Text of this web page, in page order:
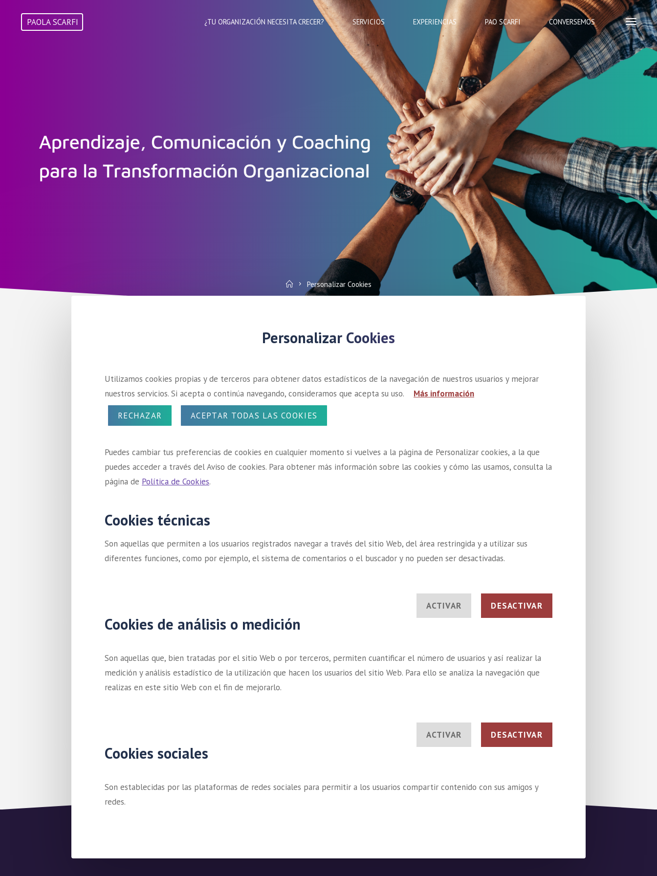
PAOLA SCARFI ¿TU ORGANIZACIÓN NECESITA CRECER? SERVICIOS EXPERIENCIAS PAO SCARFI CONVERSEMOS
HomePersonalizar Cookies
Personalizar Cookies
Utilizamos cookies propias y de terceros para obtener datos estadísticos de la navegación de nuestros usuarios y mejorar
nuestros servicios. Si acepta o continúa navegando, consideramos que acepta su uso. Más información
RECHAZAR ACEPTAR TODAS LAS COOKIES
Puedes cambiar tus preferencias de cookies en cualquier momento si vuelves a la página de Personalizar cookies, a la que
puedes acceder a través del Aviso de cookies. Para obtener más información sobre las cookies y cómo las usamos, consulta la
página de Política de Cookies.
Cookies técnicas
Son aquellas que permiten a los usuarios registrados navegar a través del sitio Web, del área restringida y a utilizar sus
diferentes funciones, como por ejemplo, el sistema de comentarios o el buscador y no pueden ser desactivadas.
Cookies de análisis o medición
ACTIVAR DESACTIVAR
Son aquellas que, bien tratadas por el sitio Web o por terceros, permiten cuantificar el número de usuarios y así realizar la
medición y análisis estadístico de la utilización que hacen los usuarios del sitio Web. Para ello se analiza la navegación que
realizas en este sitio Web con el fin de mejorarlo.
Cookies sociales
ACTIVAR DESACTIVAR
Son establecidas por las plataformas de redes sociales para permitir a los usuarios compartir contenido con sus amigos y
redes.